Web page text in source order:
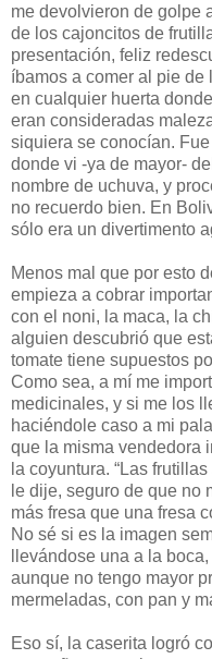
me devolvieron de golpe
de los cajoncitos de
presentación, feliz
íbamos a comer al pie
en cualquier huerta
eran consideradas
siquiera se conocían.
donde vi -ya de mayor-
nombre de uchuva, y
no recuerdo bien. En
sólo era un divertimento
Menos mal que por esto
empieza a cobrar
con el noni, la maca, la
alguien descubrió que
tomate tiene supuestos
Como sea, a mí me
medicinales, y si me los
haciéndole caso a mi
que la misma vendedora
la coyuntura. “Las
le dije, seguro de que no
más fresa que una fresa
No sé si es la imagen
llevándose una a la
aunque no tengo mayor
mermeladas, con pan y
Eso sí, la caserita logró